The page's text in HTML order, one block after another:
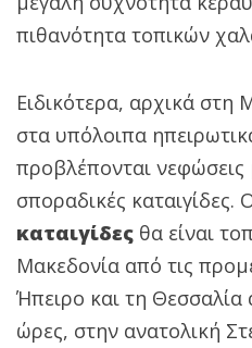
πιθανότητα τοπικών
Ειδικότερα, αρχικά στη
στα υπόλοιπα
προβλέπονται νεφώσεις
σποραδικές καταιγίδες.
καταιγίδες θα είναι
Μακεδονία από τις
Ήπειρο και τη Θεσσαλία
ώρες, στην ανατολική